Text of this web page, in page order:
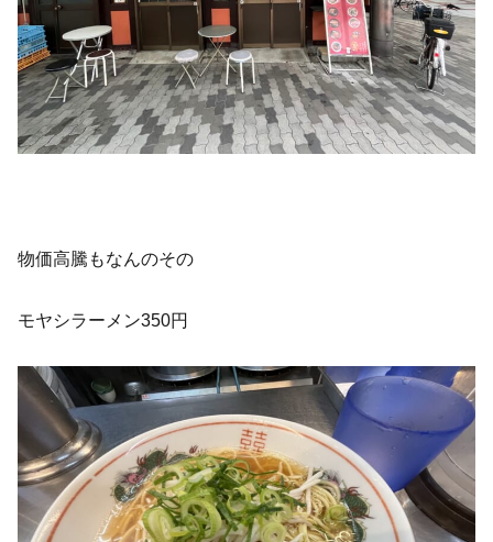
物価高騰もなんのその
モヤシラーメン350円